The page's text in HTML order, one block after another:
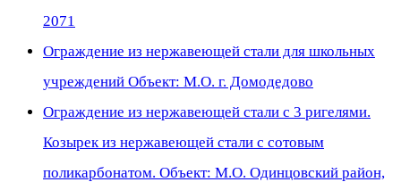
2071
Ограждение из нержавеющей стали для школьных
учреждений Объект: М.О. г. Домодедово
Ограждение из нержавеющей стали с 3 ригелями.
Козырек из нержавеющей стали с сотовым
поликарбонатом. Объект: М.О. Одинцовский район,